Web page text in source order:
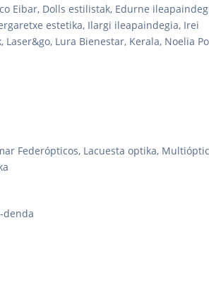
Eibar, Dolls estilistak, Edurne
estetika, Ilargi ileapaindegia, Irei
Lura Bienestar, Kerala, Noelia
Federópticos, Lacuesta optika,
denda